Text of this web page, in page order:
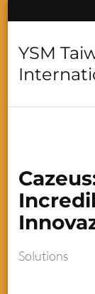
YSM
Solutions